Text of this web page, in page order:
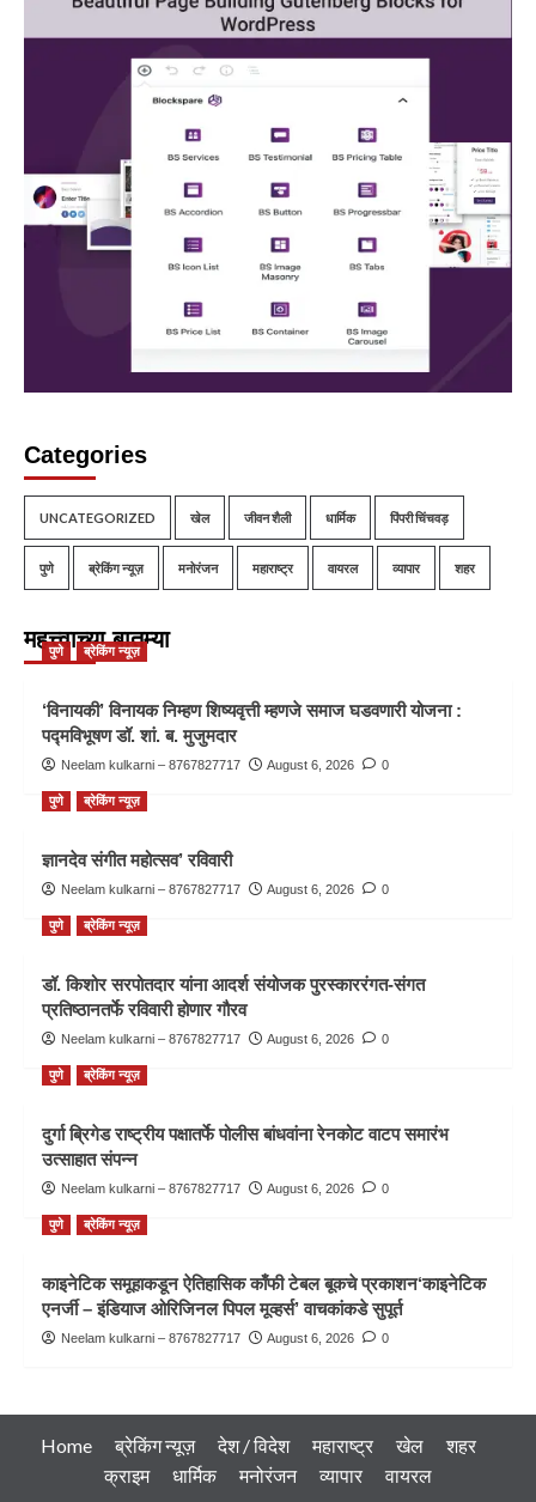
Categories
UNCATEGORIZED खेल जीवन शैली धार्मिक पिंपरी चिंचवड़
पुणे ब्रेकिंग न्यूज़ मनोरंजन महाराष्ट्र वायरल व्यापार शहर
महत्त्वाच्या बातम्या
पुणे ब्रेकिंग न्यूज़
‘विनायकी’ विनायक निम्हण शिष्यवृत्ती म्हणजे समाज घडवणारी योजना :
पद्मविभूषण डॉ. शां. ब. मुजुमदार
Neelam kulkarni – 8767827717 August 6, 2026 0
पुणे ब्रेकिंग न्यूज़
ज्ञानदेव संगीत महोत्सव’ रविवारी
Neelam kulkarni – 8767827717 August 6, 2026 0
पुणे ब्रेकिंग न्यूज़
डॉ. किशोर सरपोतदार यांना आदर्श संयोजक पुरस्काररंगत-संगत
प्रतिष्ठानतर्फे रविवारी होणार गौरव
Neelam kulkarni – 8767827717 August 6, 2026 0
पुणे ब्रेकिंग न्यूज़
दुर्गा ब्रिगेड राष्ट्रीय पक्षातर्फे पोलीस बांधवांना रेनकोट वाटप समारंभ
उत्साहात संपन्न
Neelam kulkarni – 8767827717 August 6, 2026 0
पुणे ब्रेकिंग न्यूज़
काइनेटिक समूहाकडून ऐतिहासिक काँफी टेबल बूकचे प्रकाशन‘काइनेटिक
एनर्जी – इंडियाज ओरिजिनल पिपल मूव्हर्स’ वाचकांकडे सुपूर्त
Neelam kulkarni – 8767827717 August 6, 2026 0
Home ब्रेकिंग न्यूज़ देश / विदेश महाराष्ट्र खेल
शहर
क्राइम
धार्मिक मनोरंजन व्यापार वायरल